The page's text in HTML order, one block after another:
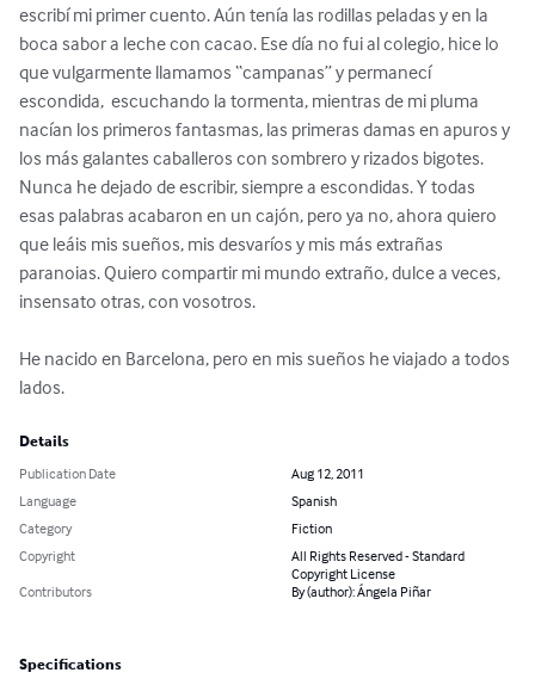
escribí mi primer cuento. Aún tenía las rodillas peladas y en la
boca sabor a leche con cacao. Ese día no fui al colegio, hice lo
que vulgarmente llamamos “campanas” y permanecí
escondida,  escuchando la tormenta, mientras de mi pluma
nacían los primeros fantasmas, las primeras damas en apuros y
los más galantes caballeros con sombrero y rizados bigotes.
Nunca he dejado de escribir, siempre a escondidas. Y todas
esas palabras acabaron en un cajón, pero ya no, ahora quiero
que leáis mis sueños, mis desvaríos y mis más extrañas
paranoias. Quiero compartir mi mundo extraño, dulce a veces,
insensato otras, con vosotros.
He nacido en Barcelona, pero en mis sueños he viajado a todos
lados.
Details
Publication Date
Aug 12, 2011
Language
Spanish
Category
Fiction
Copyright
All Rights Reserved - Standard
Copyright License
Contributors
By (author): Ángela Piñar
Specifications